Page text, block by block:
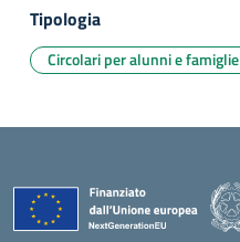
Tipologia
Circolari per alunni e famiglie